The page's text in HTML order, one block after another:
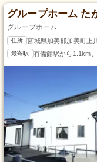
グループホーム た
グループホーム
住所 宮城県加美郡加美町上
最寄駅 有備館駅から1.1km